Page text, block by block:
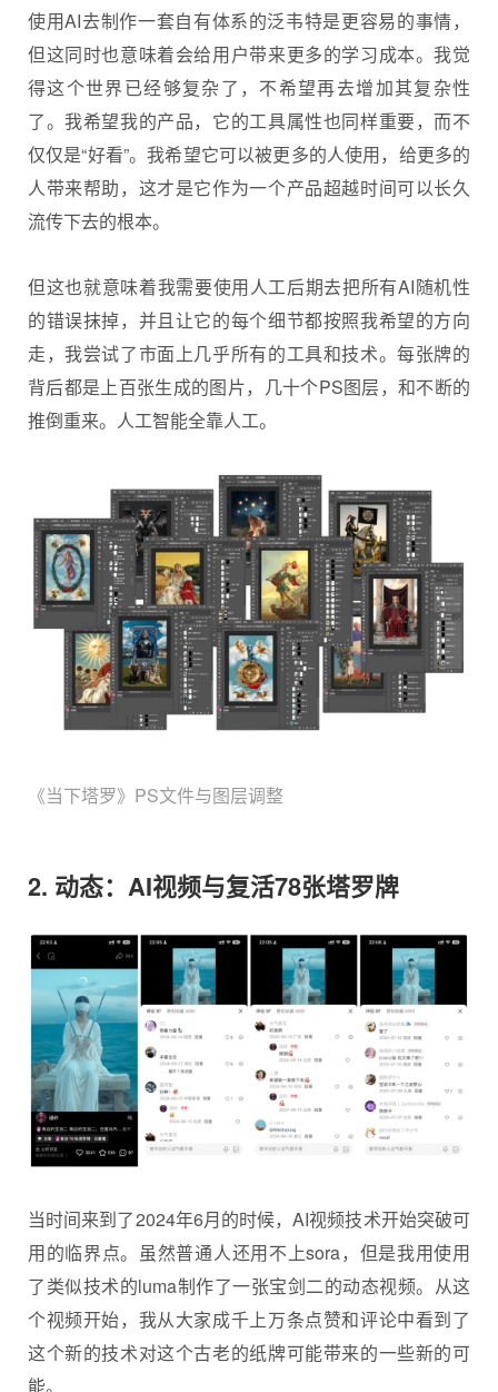
使用AI去制作一套自有体系的泛韦特是更容易的事情，
但这同时也意味着会给用户带来更多的学习成本。我觉
得这个世界已经够复杂了，不希望再去增加其复杂性
了。我希望我的产品，它的工具属性也同样重要，而不
仅仅是“好看”。我希望它可以被更多的人使用，给更多的
人带来帮助，这才是它作为一个产品超越时间可以长久
流传下去的根本。
但这也就意味着我需要使用人工后期去把所有AI随机性
的错误抹掉，并且让它的每个细节都按照我希望的方向
走，我尝试了市面上几乎所有的工具和技术。每张牌的
背后都是上百张生成的图片，几十个PS图层，和不断的
推倒重来。人工智能全靠人工。
《当下塔罗》PS文件与图层调整
2. 动态：AI视频与复活78张塔罗牌
当时间来到了2024年6月的时候，AI视频技术开始突破可
用的临界点。虽然普通人还用不上sora，但是我用使用
了类似技术的luma制作了一张宝剑二的动态视频。从这
个视频开始，我从大家成千上万条点赞和评论中看到了
这个新的技术对这个古老的纸牌可能带来的一些新的可
能。